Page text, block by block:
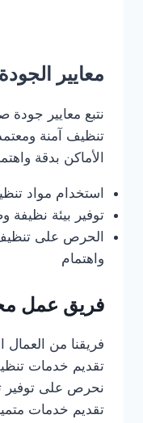
معايير
نتبع معايير
تنظيف آمنة
الأماكن بدقة
استخدام مواد
توفير بيئة نظيفة
الحرص على
واهتمام
فريق عمل
فريقنا من
تقديم خدمات
نحرص على توفير
تقديم خدمات